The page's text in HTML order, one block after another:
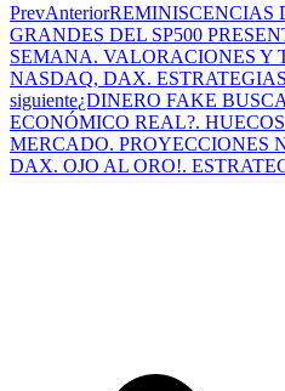
PrevAnteriorREMINISCENCIAS
GRANDES DEL SP500
SEMANA. VALORACIONES Y
NASDAQ, DAX. ESTRATEGIAS
siguiente¿DINERO FAKE
ECONÓMICO REAL?.
MERCADO. PROYECCIONES
DAX. OJO AL ORO!.